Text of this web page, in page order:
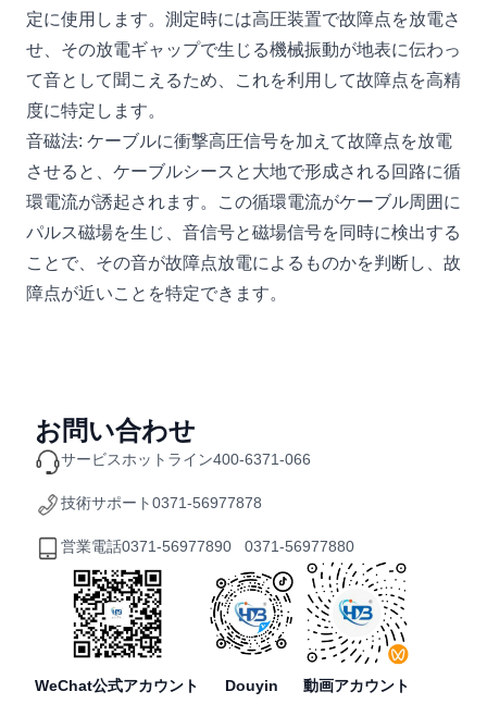
定に使用します。測定時には高圧装置で故障点を放電さ
せ、その放電ギャップで生じる機械振動が地表に伝わっ
て音として聞こえるため、これを利用して故障点を高精
度に特定します。
音磁法: ケーブルに衝撃高圧信号を加えて故障点を放電
させると、ケーブルシースと大地で形成される回路に循
環電流が誘起されます。この循環電流がケーブル周囲に
パルス磁場を生じ、音信号と磁場信号を同時に検出する
ことで、その音が故障点放電によるものかを判断し、故
障点が近いことを特定できます。
お問い合わせ
サービスホットライン400-6371-066
技術サポート0371-56977878
営業電話0371-56977890 0371-56977880
WeChat公式アカウント Douyin 動画アカウント